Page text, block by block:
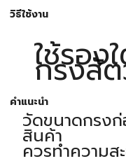
วิธีใช้งาน
ใช้รอง
กรงสั
คำแนะนำ
วัดขนาดกรง
สินค้า
ควรทำความส